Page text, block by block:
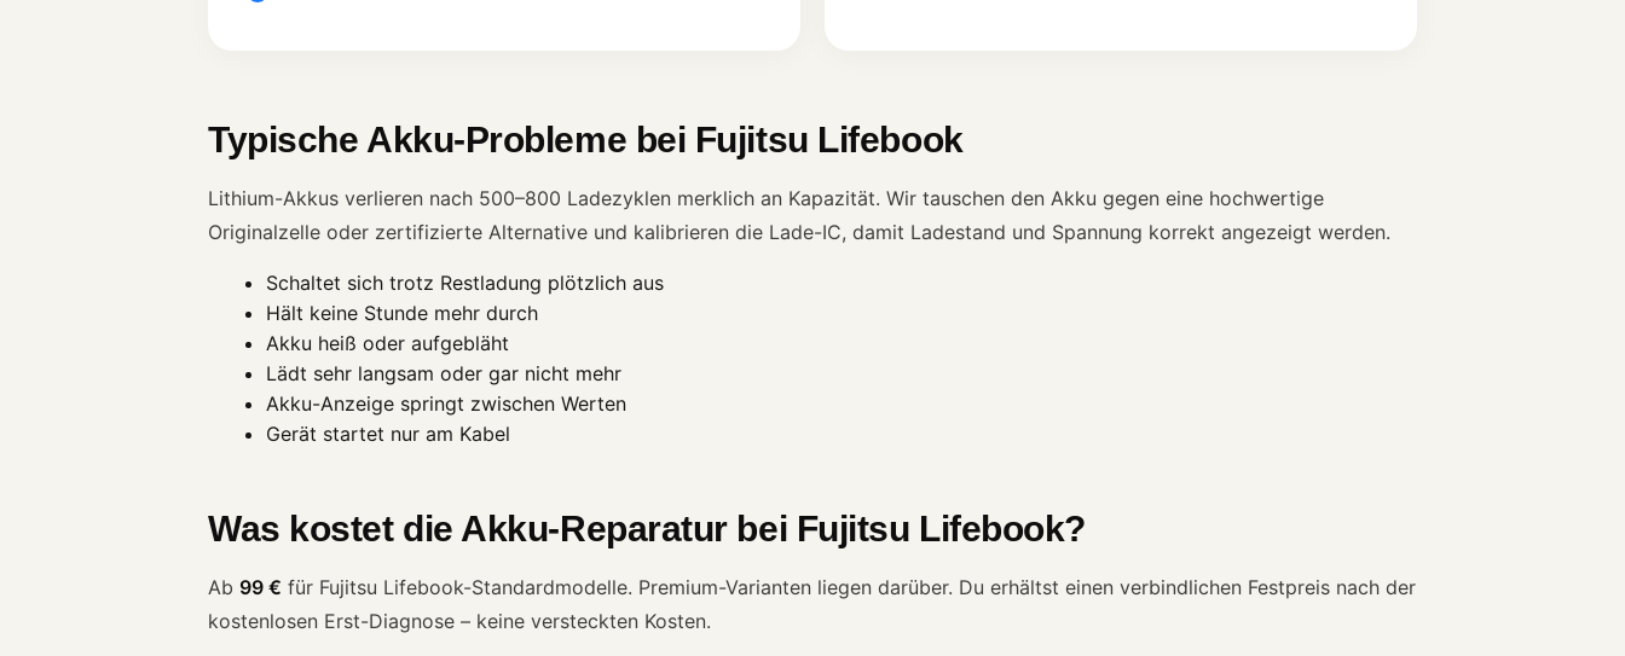
Typische Akku-Probleme bei Fujitsu Lifebook
Lithium-Akkus verlieren nach 500–800 Ladezyklen merklich an Kapazität. Wir tauschen den Akku gegen eine hochwertige
Originalzelle oder zertifizierte Alternative und kalibrieren die Lade-IC, damit Ladestand und Spannung korrekt angezeigt werden.
Schaltet sich trotz Restladung plötzlich aus
Hält keine Stunde mehr durch
Akku heiß oder aufgebläht
Lädt sehr langsam oder gar nicht mehr
Akku-Anzeige springt zwischen Werten
Gerät startet nur am Kabel
Was kostet die Akku-Reparatur bei Fujitsu Lifebook?
Ab 99 € für Fujitsu Lifebook-Standardmodelle. Premium-Varianten liegen darüber. Du erhältst einen verbindlichen Festpreis nach der
kostenlosen Erst-Diagnose – keine versteckten Kosten.